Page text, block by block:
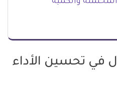
في تحسين الأداء